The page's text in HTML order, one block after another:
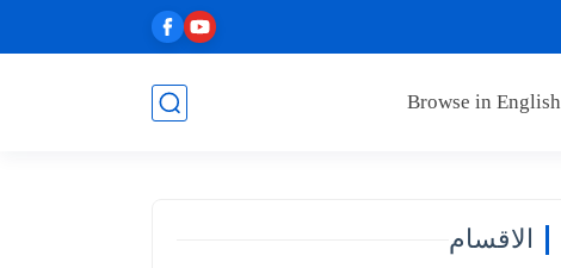
Browse in English
الاقسام